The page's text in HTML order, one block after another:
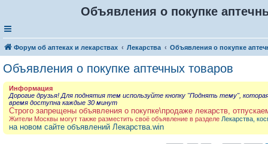
Объявления о покупке
Форум об аптеках и лекарствах Лекарства Объявления о покупке
Объявления о покупке аптечных товаров
Информация
Дорогие друзья! Для поднятия тем используйте кнопку "Поднять тему",
время доступна каждые 30 минут
Строго запрещены объявления о покупке\продаже лекарств,
Жители Москвы могут также разместить своё объявление в разделе Лекарства,
на новом сайте объявлений Лекарства.win